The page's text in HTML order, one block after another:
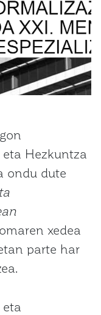
Hezkuntza
ondu dute
xedea
parte har